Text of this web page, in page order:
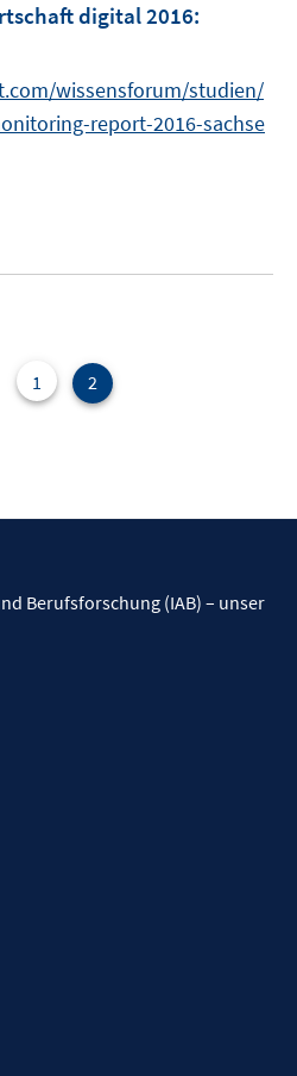
digital 2016:
wissensforum/studien/
report-2016-sachse
1 2
Berufsforschung (IAB) – unser